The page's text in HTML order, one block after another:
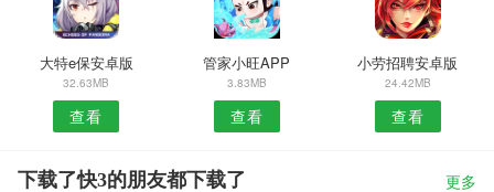
大特e保安卓版
32.63MB
查看
管家小旺APP
3.83MB
查看
小劳招聘安卓版
24.42MB
查看
下载了快3的朋友都下载了 更多